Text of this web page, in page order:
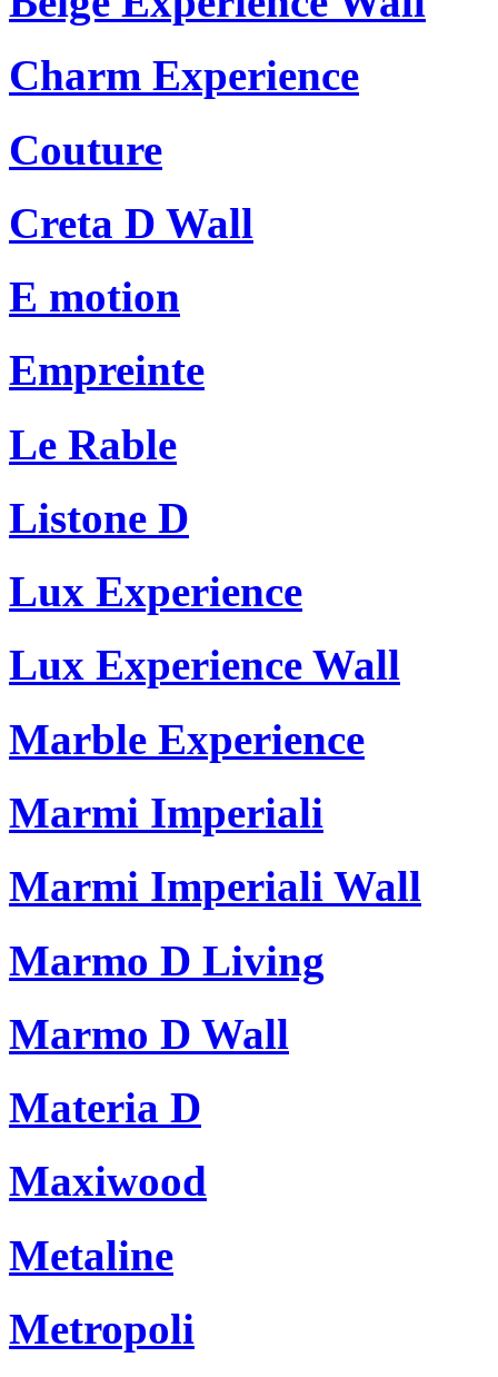
Charm Experience
Couture
Creta D Wall
E motion
Empreinte
Le Rable
Listone D
Lux Experience
Lux Experience Wall
Marble Experience
Marmi Imperiali
Marmi Imperiali Wall
Marmo D Living
Marmo D Wall
Materia D
Maxiwood
Metaline
Metropoli